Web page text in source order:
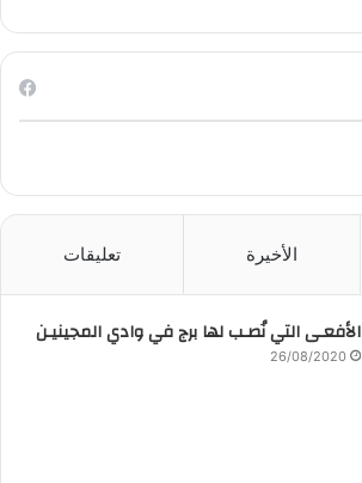
الأخيرة تعليقات
الأفعـى التي نُصـب لها برج في وادي المجينيـن
26/08/2020